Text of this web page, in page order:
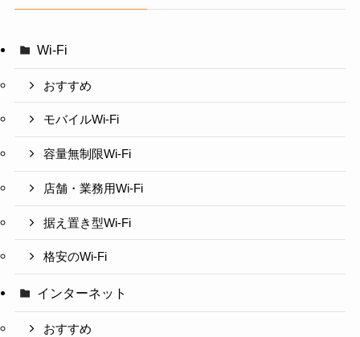
Wi-Fi
おすすめ
モバイルWi-Fi
容量無制限Wi-Fi
店舗・業務用Wi-Fi
据え置き型Wi-Fi
格安のWi-Fi
インターネット
おすすめ